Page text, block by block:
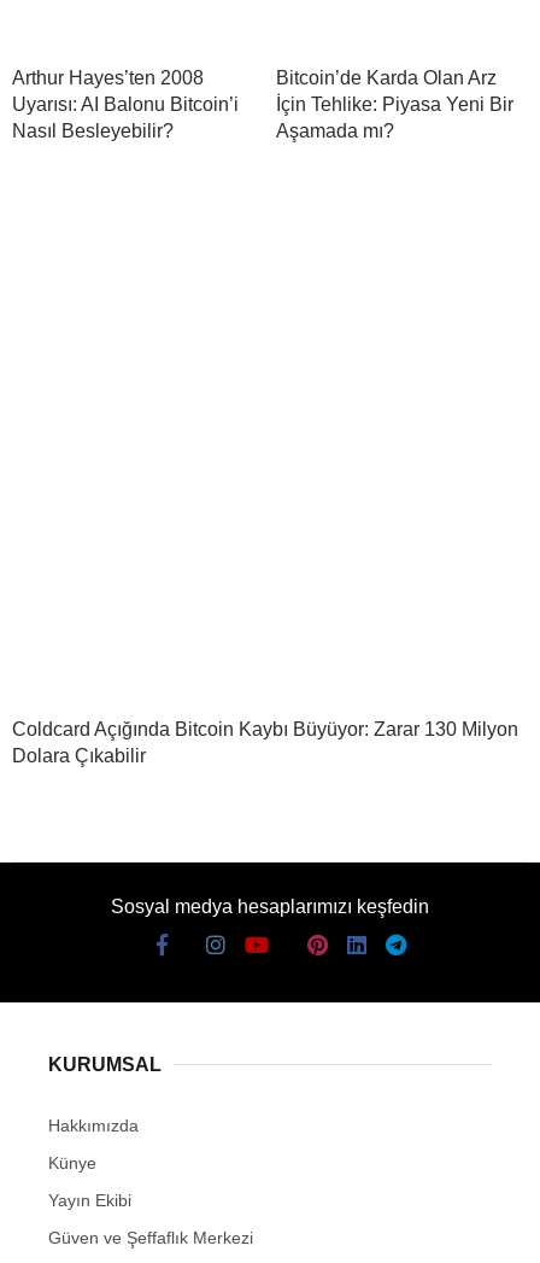
Arthur Hayes’ten 2008
Uyarısı: AI Balonu Bitcoin’i
Nasıl Besleyebilir?
Bitcoin’de Karda Olan Arz
İçin Tehlike: Piyasa Yeni Bir
Aşamada mı?
Coldcard Açığında Bitcoin Kaybı Büyüyor: Zarar 130 Milyon
Dolara Çıkabilir
Sosyal medya hesaplarımızı keşfedin
KURUMSAL
Hakkımızda
Künye
Yayın Ekibi
Güven ve Şeffaflık Merkezi